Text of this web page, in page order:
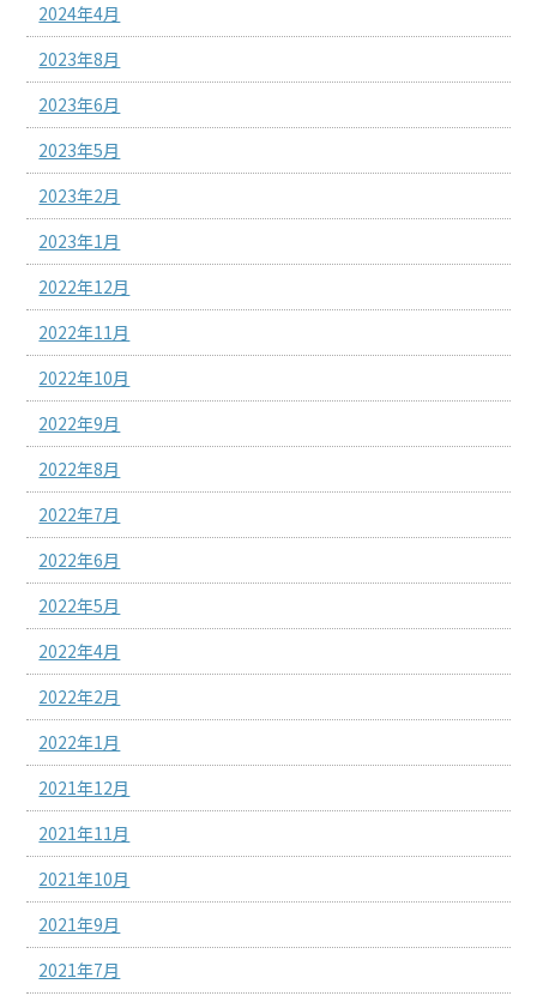
2024年4月
2023年8月
2023年6月
2023年5月
2023年2月
2023年1月
2022年12月
2022年11月
2022年10月
2022年9月
2022年8月
2022年7月
2022年6月
2022年5月
2022年4月
2022年2月
2022年1月
2021年12月
2021年11月
2021年10月
2021年9月
2021年7月